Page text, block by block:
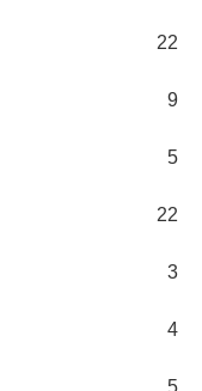
22
9
5
22
3
4
5